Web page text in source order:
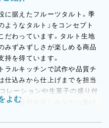
に据えたフルーツタルト。季
ようなタルト」をコンセプト
だわっています。タルト生地
みずみずしさが楽しめる商品
持を得ています。
ラルキッチンで試作や品質チ
仕込みから仕上げまでを担当
レーションや生菓子の盛り付
いく過程を楽しみながら働け
リンクとタルトのセット提案